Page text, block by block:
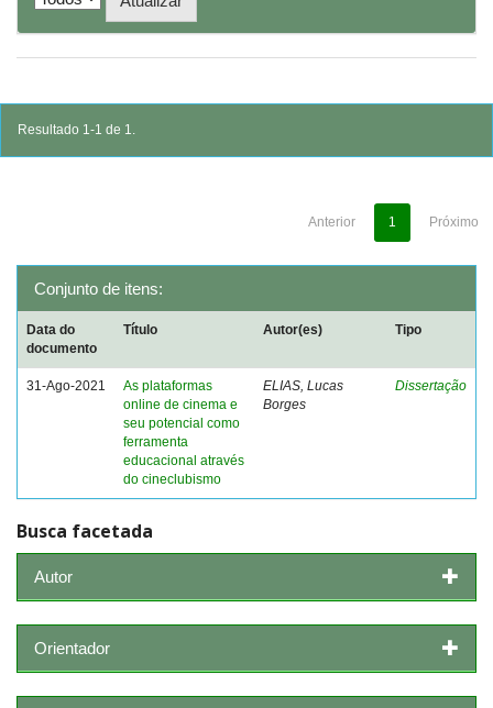
Resultado 1-1 de 1.
Anterior 1 Próximo
Conjunto de itens:
Data do
documento
Título Autor(es) Tipo
31-Ago-2021
As plataformas
online de cinema e
seu potencial como
ferramenta
educacional através
do cineclubismo
ELIAS, Lucas
Borges
Dissertação
Busca facetada
Autor
Orientador